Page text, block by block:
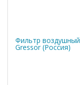
Фильтр воздушный
Gressor (Россия)